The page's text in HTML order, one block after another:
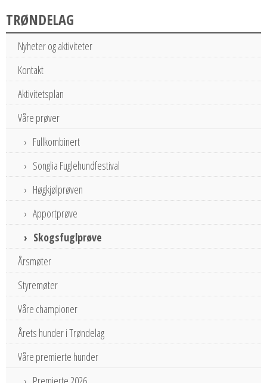
TRØNDELAG
Nyheter og aktiviteter
Kontakt
Aktivitetsplan
Våre prøver
Fullkombinert
Songlia Fuglehundfestival
Høgkjølprøven
Apportprøve
Skogsfuglprøve
Årsmøter
Styremøter
Våre championer
Årets hunder i Trøndelag
Våre premierte hunder